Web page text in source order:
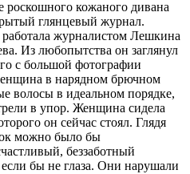
роскошного кожаного дивана
глянцевый журнал.
журналистом Лешкина
Из любопытства он заглянул
с большой фотографии
в нарядном брючном
волосы в идеальном порядке,
в упор. Женщина сидела
он сейчас стоял. Глядя
можно было бы
беззаботный
бы не глаза. Они нарушали